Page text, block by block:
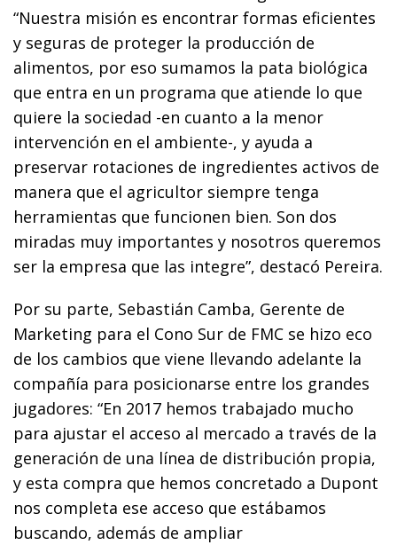
“Nuestra misión es encontrar formas eficientes
y seguras de proteger la producción de
alimentos, por eso sumamos la pata biológica
que entra en un programa que atiende lo que
quiere la sociedad -en cuanto a la menor
intervención en el ambiente-, y ayuda a
preservar rotaciones de ingredientes activos de
manera que el agricultor siempre tenga
herramientas que funcionen bien. Son dos
miradas muy importantes y nosotros queremos
ser la empresa que las integre”, destacó Pereira.
Por su parte, Sebastián Camba, Gerente de
Marketing para el Cono Sur de FMC se hizo eco
de los cambios que viene llevando adelante la
compañía para posicionarse entre los grandes
jugadores: “En 2017 hemos trabajado mucho
para ajustar el acceso al mercado a través de la
generación de una línea de distribución propia,
y esta compra que hemos concretado a Dupont
nos completa ese acceso que estábamos
buscando, además de ampliar